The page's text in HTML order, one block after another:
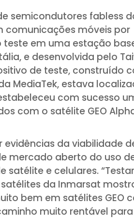
semicondutores fabless
comunicações móveis por
teste em uma estação
e desenvolvida pelo
de teste, construído
MediaTek, estava
com sucesso
com o satélite GEO
da viabilidade
mercado aberto do uso
e celulares.
da Inmarsat
bem em satélites GEO
muito rentável